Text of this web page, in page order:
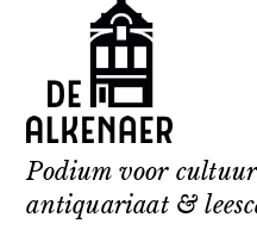
content
Podium voor
antiquariaat &